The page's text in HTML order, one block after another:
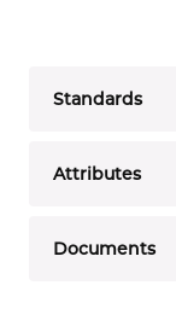
Standards
Attributes
Documents